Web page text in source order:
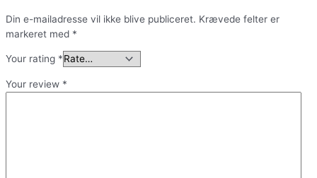
Din e-mailadresse vil ikke blive publiceret. Krævede felter er
markeret med *
Your rating *
Your review *